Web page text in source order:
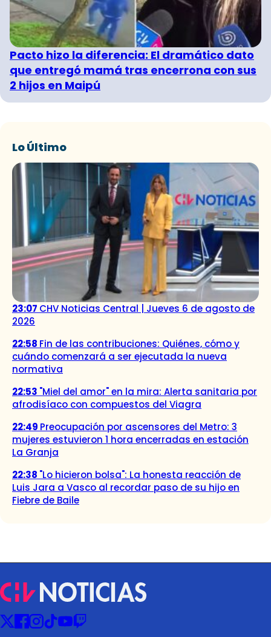
Pacto hizo la diferencia: El dramático dato
que entregó mamá tras encerrona con sus
2 hijos en Maipú
Lo Último
23:07 CHV Noticias Central | Jueves 6 de agosto de
2026
22:58 Fin de las contribuciones: Quiénes, cómo y
cuándo comenzará a ser ejecutada la nueva
normativa
22:53 "Miel del amor" en la mira: Alerta sanitaria por
afrodisíaco con compuestos del Viagra
22:49 Preocupación por ascensores del Metro: 3
mujeres estuvieron 1 hora encerradas en estación
La Granja
22:38 "Lo hicieron bolsa": La honesta reacción de
Luis Jara a Vasco al recordar paso de su hijo en
Fiebre de Baile